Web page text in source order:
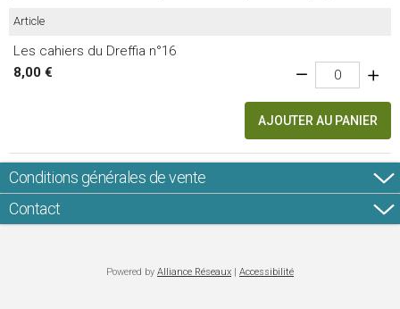
Article
Les cahiers du Dreffia n°16
8,00 €
AJOUTER AU PANIER
Conditions générales de vente
Contact
Powered by Alliance Réseaux | Accessibilité